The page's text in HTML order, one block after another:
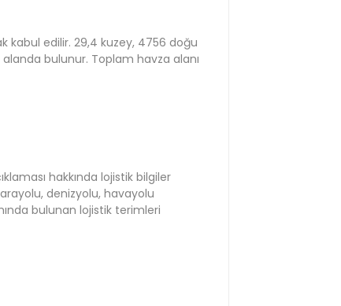
kabul edilir. 29,4 kuzey, 4756 doğu
bulunur. Toplam havza alanı
hakkında lojistik bilgiler
denizyolu, havayolu
bulunan lojistik terimleri